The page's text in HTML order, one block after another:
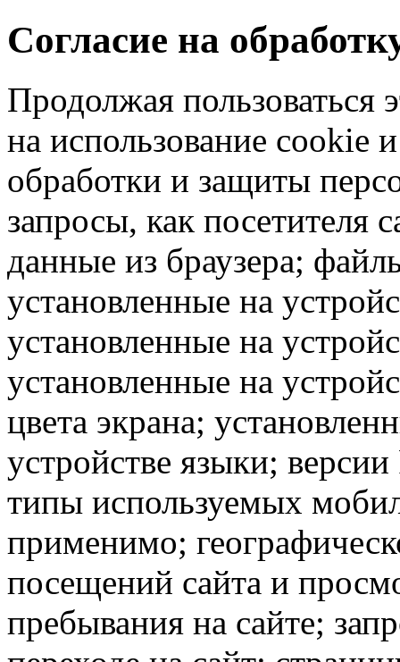
Согласие на
Продолжая пользоваться
на использование cookie
обработки и защиты
запросы, как посетителя
данные из браузера;
установленные на
установленные на
установленные на
цвета экрана;
устройстве языки;
типы используемых
применимо;
посещений сайта и
пребывания на сайте;